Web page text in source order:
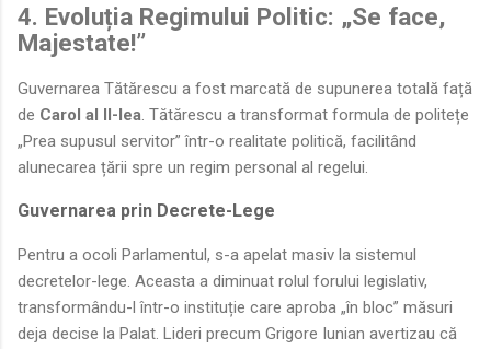
4. Evoluția Regimului Politic: „Se face,
Majestate!”
Guvernarea Tătărescu a fost marcată de supunerea totală față
de Carol al II-lea. Tătărescu a transformat formula de politețe
„Prea supusul servitor” într-o realitate politică, facilitând
alunecarea țării spre un regim personal al regelui.
Guvernarea prin Decrete-Lege
Pentru a ocoli Parlamentul, s-a apelat masiv la sistemul
decretelor-lege. Aceasta a diminuat rolul forului legislativ,
transformându-l într-o instituție care aproba „în bloc” măsuri
deja decise la Palat. Lideri precum Grigore Iunian avertizau că